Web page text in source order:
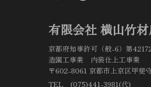
有限会社 横山竹
京都府知事許可（般-6）第
造園工事業 内装仕上工事業
〒602-8061 京都市上京区甲斐
TEL (075)441-3981(代)